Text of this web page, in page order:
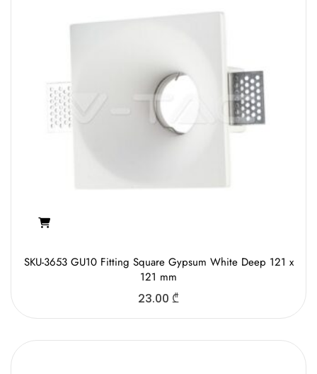
SKU-3653 GU10 Fitting Square Gypsum White Deep 121 x
121 mm
23.00 ₾